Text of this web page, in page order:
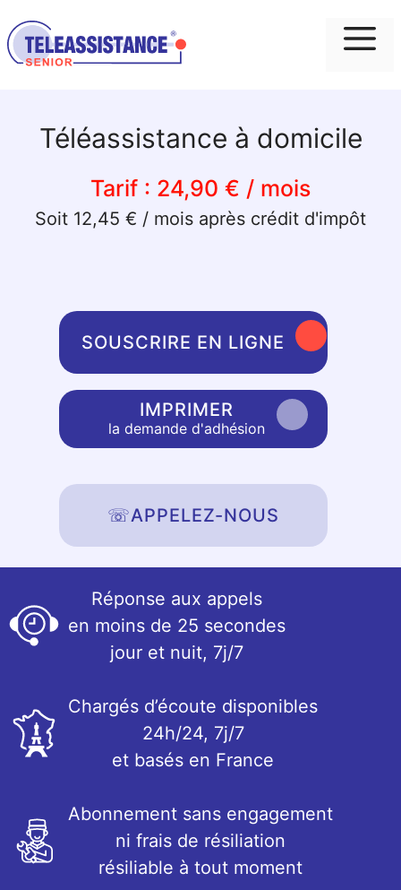
Téléassistance à domicile
Tarif : 24,90 € / mois
Soit 12,45 € / mois après crédit d'impôt
SOUSCRIRE EN LIGNE
IMPRIMER
la demande d'adhésion
☏APPELEZ-NOUS
Réponse aux appels
en moins de 25 secondes
jour et nuit, 7j/7
Chargés d’écoute disponibles
24h/24, 7j/7
et basés en France
Abonnement sans engagement
ni frais de résiliation
résiliable à tout moment